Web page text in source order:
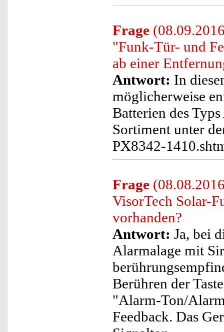
Frage
"Funk-Tür- und
ab einer
Antwort: In
möglicherweise
Batterien des
Sortiment unter
PX8342-
Frage
VisorTech Solar-
vorhanden?
Antwort: Ja, bei
Alarmalage mit
Berühren der
"Alarm-Ton/
Feedback. Das